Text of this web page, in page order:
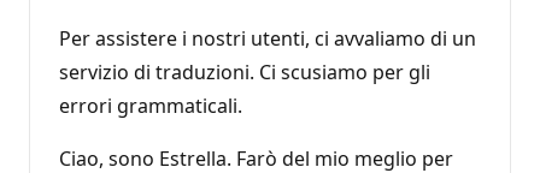
Per assistere i nostri utenti, ci avvaliamo di un
servizio di traduzioni. Ci scusiamo per gli
errori grammaticali.
Ciao, sono Estrella. Farò del mio meglio per